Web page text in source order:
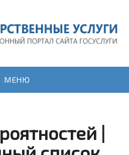
МЕНЮ
|